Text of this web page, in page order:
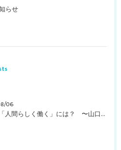
らせ
06
AI時代に「人間らしく働く」には？ 〜山口周さんのインタビュー記事、動画より〜